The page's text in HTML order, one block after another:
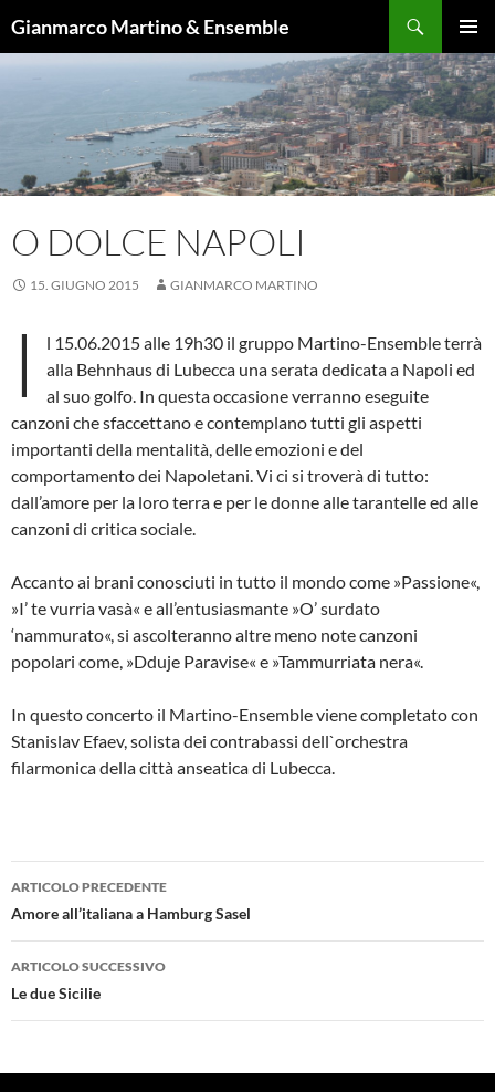
contenuto
Gianmarco Martino & Ensemble
MENU
O DOLCE NAPOLI
15. GIUGNO 2015 GIANMARCO MARTINO
I
l 15.06.2015 alle 19h30 il gruppo Martino-Ensemble terrà
alla Behnhaus di Lubecca una serata dedicata a Napoli ed
al suo golfo. In questa occasione verranno eseguite
canzoni che sfaccettano e contemplano tutti gli aspetti
importanti della mentalità, delle emozioni e del
comportamento dei Napoletani. Vi ci si troverà di tutto:
dall’amore per la loro terra e per le donne alle tarantelle ed alle
canzoni di critica sociale.
Accanto ai brani conosciuti in tutto il mondo come »Passione«,
»I’ te vurria vasà« e all’entusiasmante »O’ surdato
‘nammurato«, si ascolteranno altre meno note canzoni
popolari come, »Dduje Paravise« e »Tammurriata nera«.
In questo concerto il Martino-Ensemble viene completato con
Stanislav Efaev, solista dei contrabassi dell`orchestra
filarmonica della città anseatica di Lubecca.
Navigazione
articolo
ARTICOLO PRECEDENTE
Amore all’italiana a Hamburg Sasel
ARTICOLO SUCCESSIVO
Le due Sicilie